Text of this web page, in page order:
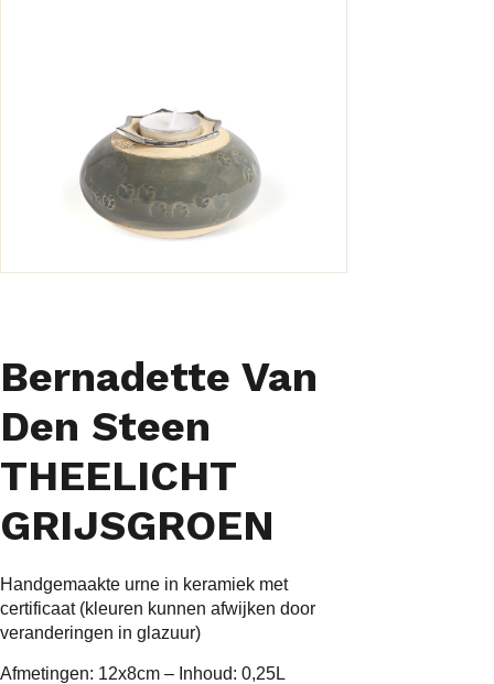
Bernadette Van
Den Steen
THEELICHT
GRIJSGROEN
Handgemaakte urne in keramiek met
certificaat (kleuren kunnen afwijken door
veranderingen in glazuur)
Afmetingen: 12x8cm – Inhoud: 0,25L